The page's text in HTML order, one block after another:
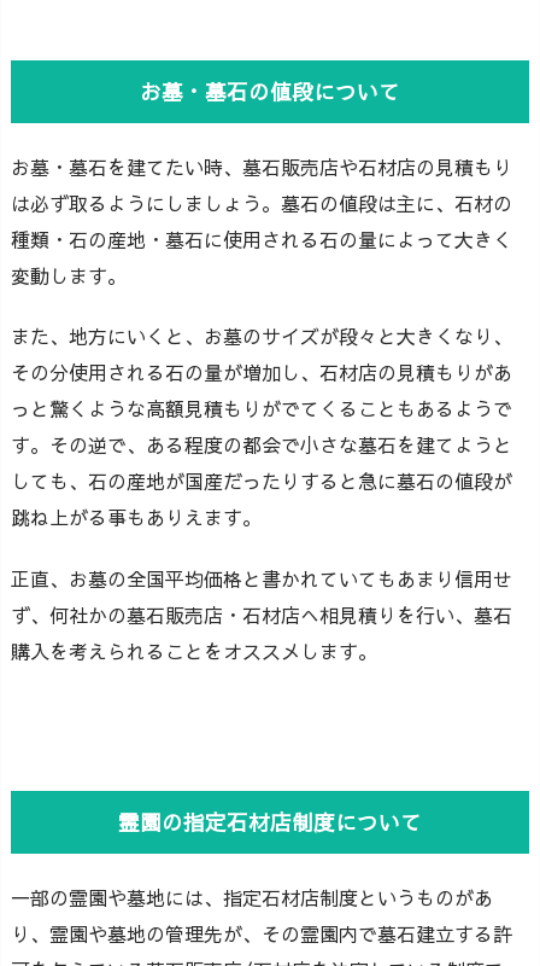
お墓・墓石の値段について
お墓・墓石を建てたい時、墓石販売店や石材店の見積もり
は必ず取るようにしましょう。墓石の値段は主に、石材の
種類・石の産地・墓石に使用される石の量によって大きく
変動します。
また、地方にいくと、お墓のサイズが段々と大きくなり、
その分使用される石の量が増加し、石材店の見積もりがあ
っと驚くような高額見積もりがでてくることもあるようで
す。その逆で、ある程度の都会で小さな墓石を建てようと
しても、石の産地が国産だったりすると急に墓石の値段が
跳ね上がる事もありえます。
正直、お墓の全国平均価格と書かれていてもあまり信用せ
ず、何社かの墓石販売店・石材店へ相見積りを行い、墓石
購入を考えられることをオススメします。
霊園の指定石材店制度について
一部の霊園や墓地には、指定石材店制度というものがあ
り、霊園や墓地の管理先が、その霊園内で墓石建立する許